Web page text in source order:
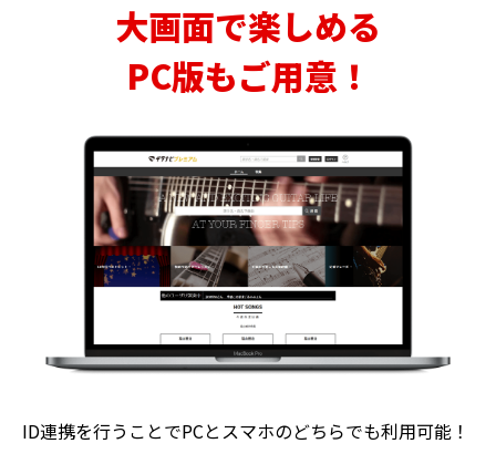
大画面で楽しめる
PC版もご用意！
ID連携を行うことでPCとスマホのどちらでも利用可能！